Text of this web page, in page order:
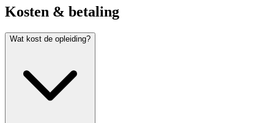
Kosten & betaling
Wat kost de opleiding?